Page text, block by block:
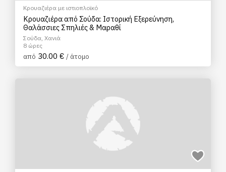
Κρουαζιέρα με ιστιοπλοϊκό
Κρουαζιέρα από Σούδα: Ιστορική Εξερεύνηση,
Θαλάσσιες Σπηλιές & Μαραθί
Σούδα, Χανιά
8 ώρες
από 30.00 € / άτομο